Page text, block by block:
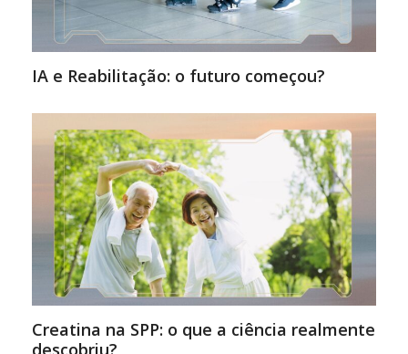
IA e Reabilitação: o futuro começou?
Creatina na SPP: o que a ciência realmente